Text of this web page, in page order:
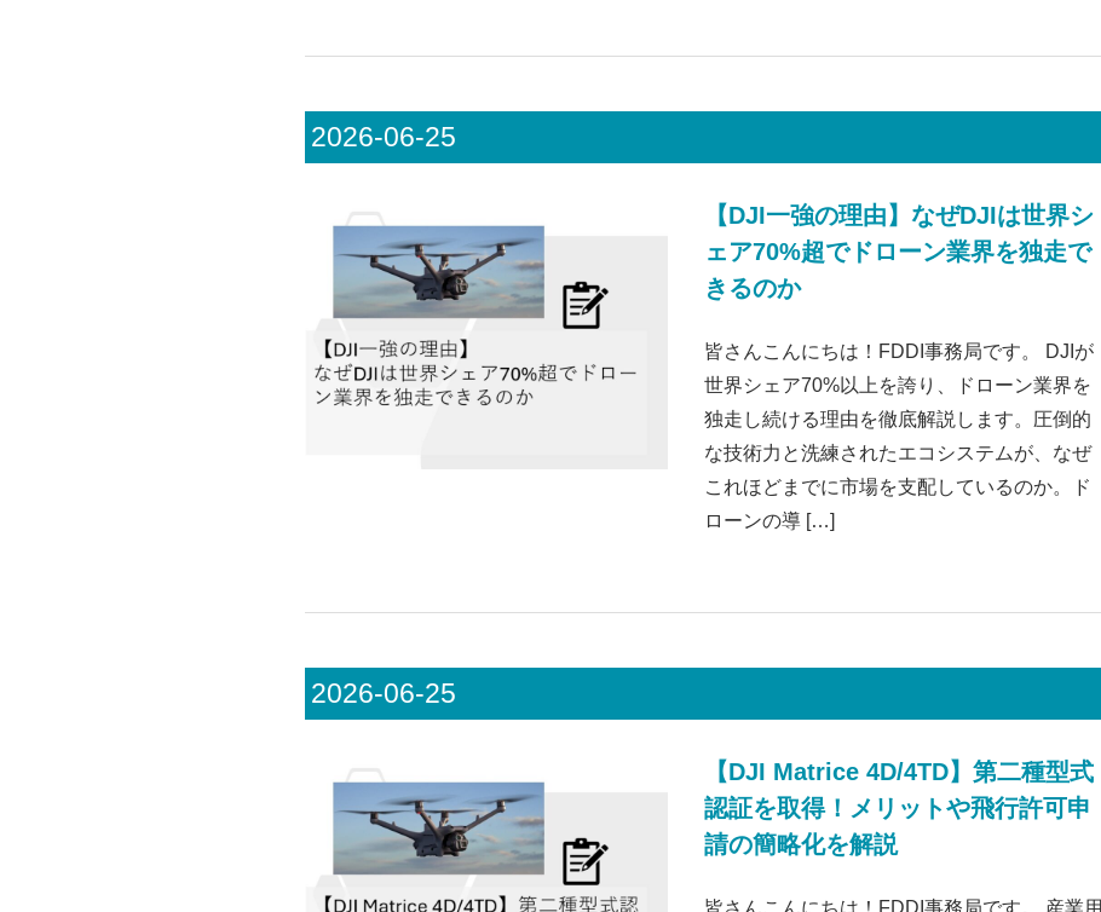
2026-06-25
【DJI一強の理由】なぜDJIは世界シ
ェア70%超でドローン業界を独走で
きるのか
皆さんこんにちは！FDDI事務局です。 DJIが
世界シェア70%以上を誇り、ドローン業界を
独走し続ける理由を徹底解説します。圧倒的
な技術力と洗練されたエコシステムが、なぜ
これほどまでに市場を支配しているのか。ド
ローンの導 […]
2026-06-25
【DJI Matrice 4D/4TD】第二種型式
認証を取得！メリットや飛行許可申
請の簡略化を解説
皆さんこんにちは！FDDI事務局です。 産業用